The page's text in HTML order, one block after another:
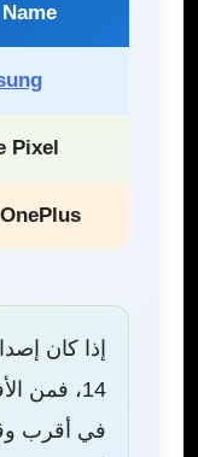
Pixel
14، فمن
في أقرب